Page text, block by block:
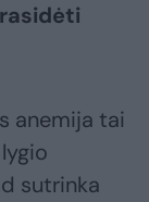
anemija tai
sutrinka